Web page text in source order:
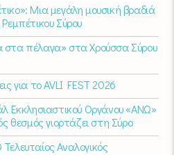
Μια μεγάλη μουσική βραδιά
Σύρου
πέλαγα» στα Χρούσσα Σύρου
για το AVLI FEST 2026
Εκκλησιαστικού Οργάνου «ΑΝΩ»
θεσμός γιορτάζει στη Σύρο​
Αναλογικός